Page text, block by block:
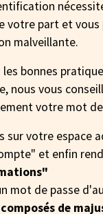
votre part et
malveillante.
bonnes
nous vous
votre mot
sur votre espace
et enfin
mot de passe
de